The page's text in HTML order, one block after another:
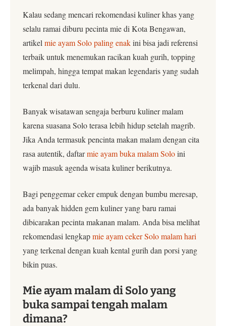
Kalau sedang mencari rekomendasi kuliner khas yang
selalu ramai diburu pecinta mie di Kota Bengawan,
artikel mie ayam Solo paling enakini bisa jadi referensi
terbaik untuk menemukan racikan kuah gurih, topping
melimpah, hingga tempat makan legendaris yang sudah
terkenal dari dulu.
Banyak wisatawan sengaja berburu kuliner malam
karena suasana Solo terasa lebih hidup setelah magrib.
Jika Anda termasuk pencinta makan malam dengan cita
rasa autentik, daftarmie ayam buka malam Soloini
wajib masuk agenda wisata kuliner berikutnya.
Bagi penggemar ceker empuk dengan bumbu meresap,
ada banyak hidden gem kuliner yang baru ramai
dibicarakan pecinta makanan malam. Anda bisa melihat
rekomendasi lengkapmie ayam ceker Solo malam hari
yang terkenal dengan kuah kental gurih dan porsi yang
bikin puas.
Mie ayam malam di Solo yang
buka sampai tengah malam
dimana?